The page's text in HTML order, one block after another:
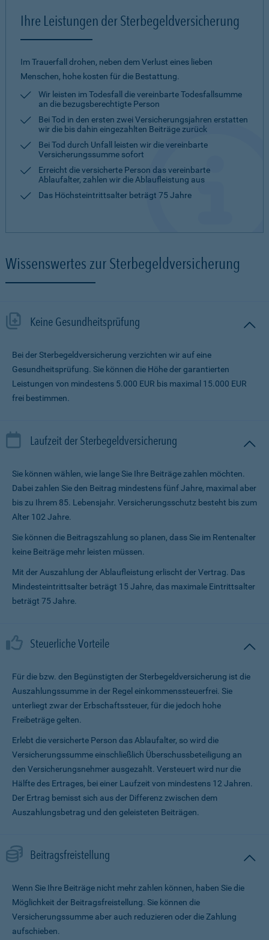
Ihre Leistungen der Sterbegeldversicherung
Im Trauerfall drohen, neben dem Verlust eines lieben
Menschen, hohe kosten für die Bestattung.
Wir leisten im Todesfall die vereinbarte Todesfallsumme
an die bezugsberechtigte Person
Bei Tod in den ersten zwei Versicherungsjahren erstatten
wir die bis dahin eingezahlten Beiträge zurück
Bei Tod durch Unfall leisten wir die vereinbarte
Versicherungssumme sofort
Erreicht die versicherte Person das vereinbarte
Ablaufalter, zahlen wir die Ablaufleistung aus
Das Höchsteintrittsalter beträgt 75 Jahre
Wissenswertes zur Sterbegeldversicherung
Keine Gesundheitsprüfung
Bei der Sterbegeldversicherung verzichten wir auf eine
Gesundheitsprüfung. Sie können die Höhe der garantierten
Leistungen von mindestens 5.000 EUR bis maximal 15.000 EUR
frei bestimmen.
Laufzeit der Sterbegeldversicherung
Sie können wählen, wie lange Sie Ihre Beiträge zahlen möchten.
Dabei zahlen Sie den Beitrag mindestens fünf Jahre, maximal aber
bis zu Ihrem 85. Lebensjahr. Versicherungsschutz besteht bis zum
Alter 102 Jahre.
Sie können die Beitragszahlung so planen, dass Sie im Renten­alter
keine Beiträge mehr leisten müssen.
Mit der Auszahlung der Ablaufleistung erlischt der Vertrag. Das
Mindesteintrittsalter beträgt 15 Jahre, das maximale Eintrittsalter
beträgt 75 Jahre.
Steuerliche Vorteile
Für die bzw. den Begünstigten der Sterbegeldversicherung ist die
Auszahlungssumme in der Regel einkommenssteuerfrei. Sie
unterliegt zwar der Erbschaftssteuer, für die jedoch hohe
Freibeträge gelten.
Erlebt die versicherte Person das Ablaufalter, so wird die
Versicherungssumme ein­schließlich Überschussbeteiligung an
den Versicherungsnehmer ausgezahlt. Versteuert wird nur die
Hälfte des Ertrages, bei einer Laufzeit von mindestens 12 Jahren.
Der Ertrag bemisst sich aus der Differenz zwischen dem
Auszahlungsbetrag und den geleisteten Beiträgen.
Beitragsfreistellung
Wenn Sie Ihre Beiträge nicht mehr zahlen können, haben Sie die
Möglichkeit der Beitragsfreistellung. Sie können die
Versicherungssumme aber auch reduzieren oder die Zahlung
aufschieben.